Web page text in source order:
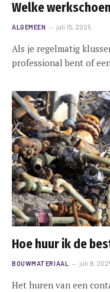
Welke
ALGEMEEN juli 15, 2025
Als je regelmatig
professional bent of
Hoe huur ik de
BOUWMATERIAAL juli 9,
Het huren van een